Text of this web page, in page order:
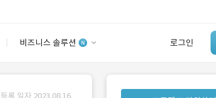
비즈니스 솔루션 로그인
유사사례 검색 AI
등록 일자 2023.08.16.